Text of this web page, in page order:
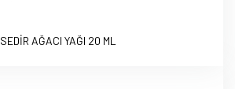
SEDİR AĞACI YAĞI 20 ML